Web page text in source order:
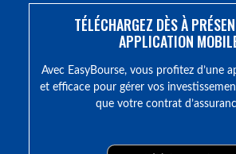
TÉLÉCHARGEZ DÈS À
APPLICATION
Avec EasyBourse, vous profitez d’une
et efficace pour gérer vos
que votre contrat